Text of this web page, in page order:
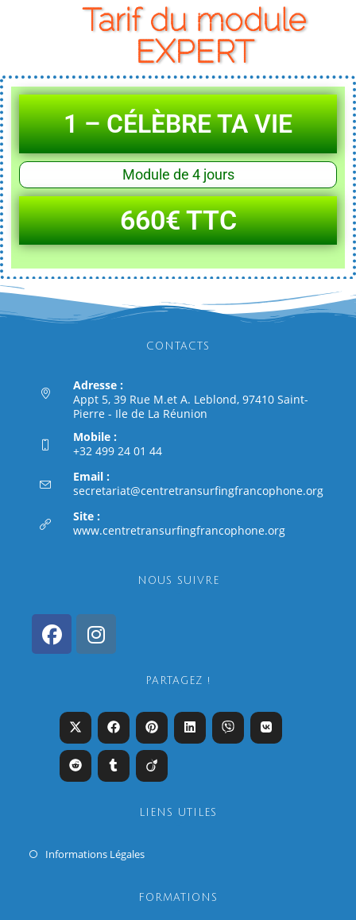
Tarif du module
EXPERT
1 – CÉLÈBRE TA VIE
Module de 4 jours
660€ TTC
CONTACTS
Adresse :
Appt 5, 39 Rue M.et A. Leblond, 97410 Saint-
Pierre - Ile de La Réunion
Mobile :
+32 499 24 01 44
Email :
secretariat@centretransurfingfrancophone.org
Site :
www.centretransurfingfrancophone.org
NOUS SUIVRE
PARTAGEZ !
LIENS UTILES
Informations Légales
FORMATIONS